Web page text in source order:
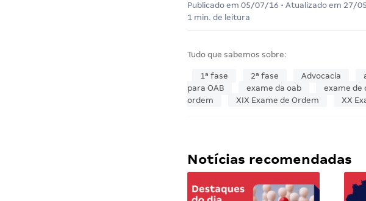
Publicado em 05/07/16 • Atualizado em 27/
1 min. de leitura
Tudo que sabemos sobre:
1ª fase 2ª fase Advocacia
para OAB
exame da oab exame de
ordem
XIX Exame de Ordem XX
Notícias recomendadas